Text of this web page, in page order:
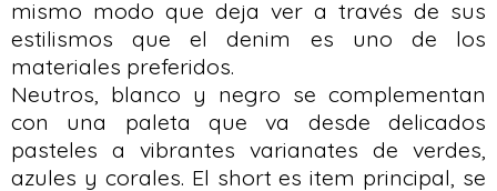
mismo modo que deja ver a través de sus
estilismos que el denim es uno de los
materiales preferidos.
Neutros, blanco y negro se complementan
con una paleta que va desde delicados
pasteles a vibrantes varianates de verdes,
azules y corales. El short es item principal, se